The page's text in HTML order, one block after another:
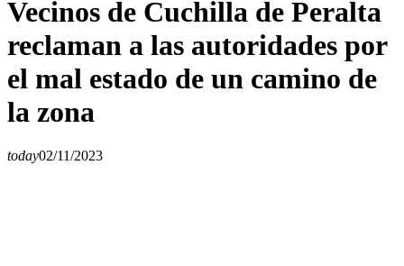
Vecinos de Cuchilla de Peralta
reclaman a las autoridades por
el mal estado de un camino de
la zona
today02/11/2023